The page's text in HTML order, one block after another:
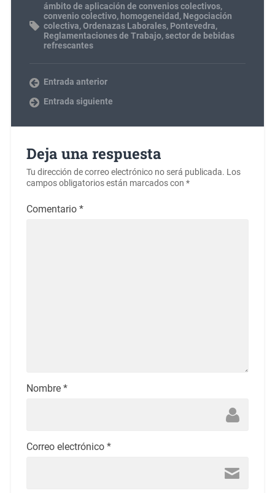
ámbito de aplicación de convenios colectivos,
convenio colectivo, homogeneidad , Negociación
colectiva,Ordenazas Laborales, Pontevedra,
Reglamentaciones de Trabajo,sector de bebidas
refrescantes
Entrada anterior
Entrada siguiente
Deja una respuesta
Tu dirección de correo electrónico no será publicada. Los
campos obligatorios están marcados con *
Comentario *
Nombre *
Correo electrónico *